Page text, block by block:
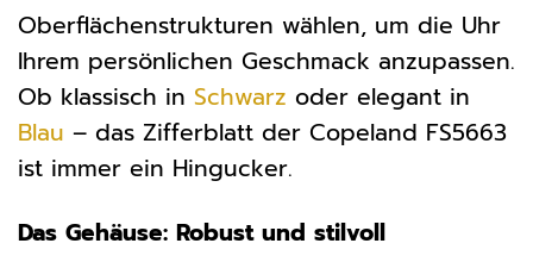
Oberflächenstrukturen wählen, um die Uhr
Ihrem persönlichen Geschmack anzupassen.
Ob klassisch in Schwarz oder elegant in
Blau – das Zifferblatt der Copeland FS5663
ist immer ein Hingucker.
Das Gehäuse: Robust und stilvoll